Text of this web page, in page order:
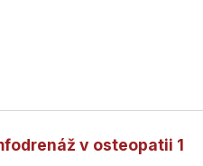
v osteopatii 1